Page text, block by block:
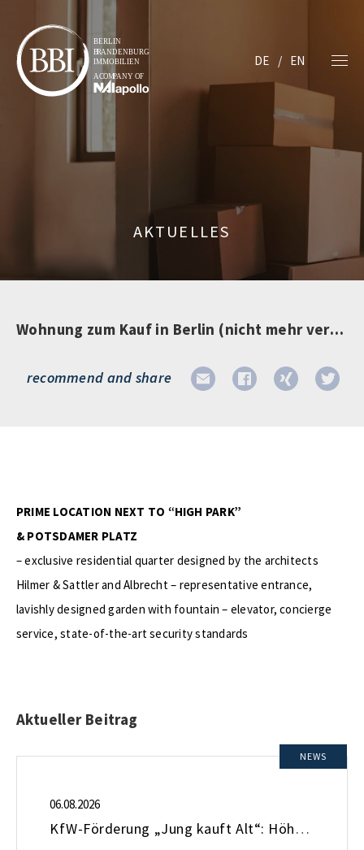
DE EN
AKTUELLES
Wohnung zum Kauf in Berlin (nicht mehr verfügbar)
recommend and share
PRIME LOCATION NEXT TO “HIGH PARK”
& POTSDAMER PLATZ
– exclusive residential quarter designed by the architects
Hilmer & Sattler and Albrecht – representative entrance,
lavishly designed garden with fountain – elevator, concierge
service, state-of-the-art security standards
Aktueller Beitrag
NEWS
06.08.2026
KfW-Förderung „Jung kauft Alt“: Höhere Kredite ab August 2026